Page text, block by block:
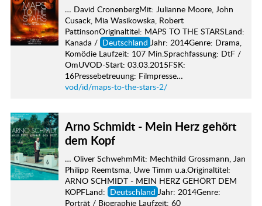
… David CronenbergMit: Julianne Moore, John
Cusack, Mia Wasikowska, Robert
PattinsonOriginaltitel: MAPS TO THE STARSLand:
Kanada / Deutschland Jahr: 2014Genre: Drama,
Komödie Laufzeit: 107 Min.Sprachfassung: DtF /
OmUVOD-Start: 03.03.2015FSK:
16Pressebetreuung: Filmpresse…
vod/id/maps-to-the-stars-2/
Arno Schmidt - Mein Herz gehört
dem Kopf
… Oliver SchwehmMit: Mechthild Grossmann, Jan
Philipp Reemtsma, Uwe Timm u.a.Originaltitel:
ARNO SCHMIDT - MEIN HERZ GEHÖRT DEM
KOPFLand: Deutschland Jahr: 2014Genre:
Porträt / Biographie Laufzeit: 60